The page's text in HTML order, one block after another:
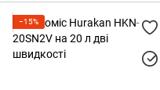
−15%